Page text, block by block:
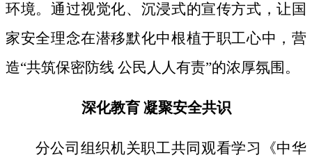
环境。通过视觉化、沉浸式的宣传方式，让国
家安全理念在潜移默化中根植于职工心中，营
造“共筑保密防线 公民人人有责”的浓厚氛围。
深化教育凝聚安全共识
分公司组织机关职工共同观看学习《中华